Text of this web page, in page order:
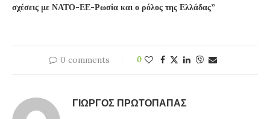
σχέσεις με ΝΑΤΟ-ΕΕ-Ρωσία και ο ρόλος της Ελλάδας”
0 comments 0
ΓΙΏΡΓΟΣ ΠΡΩΤΌΠΑΠΑΣ